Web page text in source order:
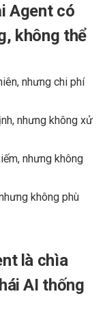
Agent có
không thể
nhưng chi phí
nhưng không xử
nhưng không
không phù
là chìa
AI thống